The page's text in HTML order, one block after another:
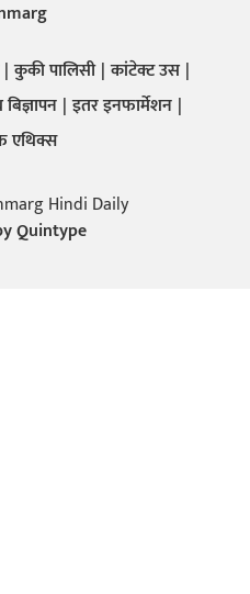
कुकी पालिसी कांटेक्ट उस
इतर इनफार्मेशन
एथिक्स
Hindi Daily
Quintype